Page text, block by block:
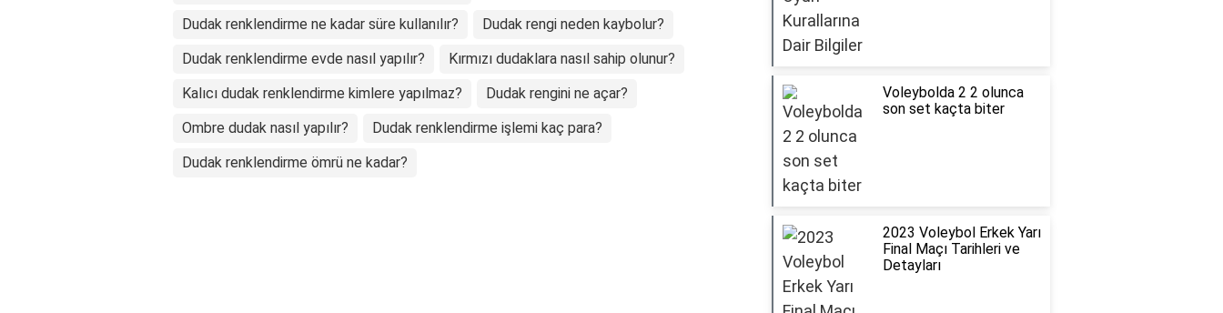
Dudak renklendirme ne kadar süre kullanılır?
Dudak rengi neden kaybolur?
Dudak renklendirme evde nasıl yapılır?
Kırmızı dudaklara nasıl sahip olunur?
Kalıcı dudak renklendirme kimlere yapılmaz?
Dudak rengini ne açar?
Ombre dudak nasıl yapılır?
Dudak renklendirme işlemi kaç para?
Dudak renklendirme ömrü ne kadar?
Voleybolda 2 2 olunca
son set kaçta biter
2023 Voleybol Erkek Yarı
Final Maçı Tarihleri ve
Detayları